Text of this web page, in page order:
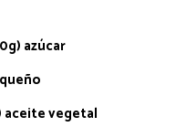
azúcar
aceite vegetal